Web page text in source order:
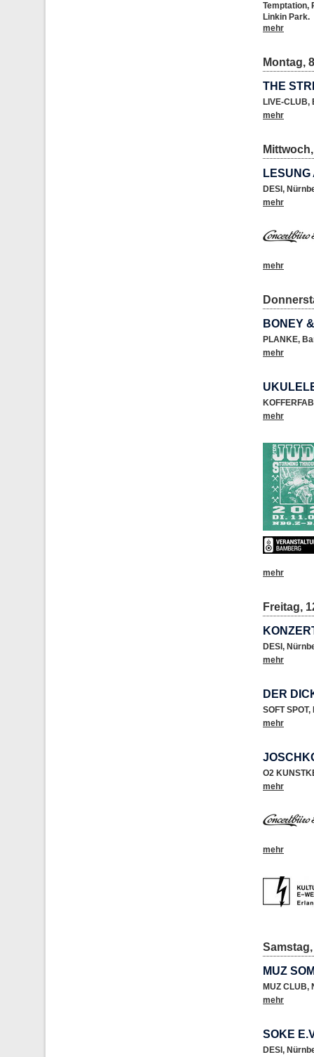
Temptation,
Linkin Park.
mehr
Montag,
THE
LIVE-CLUB,
mehr
DESI ,
mehr
mehr
BONEY
PLANKE,
mehr
mehr
mehr
Freitag,
DESI ,
mehr
DER
SOFT SPOT,
mehr
O2
mehr
mehr
MUZ
MUZ CLUB,
mehr
SOKE
DESI ,